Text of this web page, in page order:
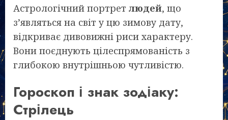
Астрологічний портрет людей, що
з’являться на світ у цю зимову дату,
відкриває дивовижні риси характеру.
Вони поєднують цілеспрямованість з
глибокою внутрішньою чутливістю.
Гороскоп і знак зодіаку:
Стрілець